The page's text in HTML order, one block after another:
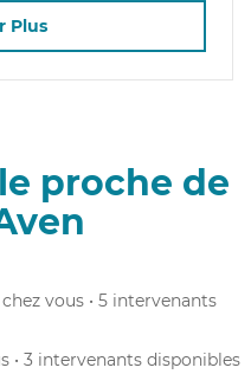
Plus
proche de
vous • 5 intervenants
• 3 intervenants disponibles